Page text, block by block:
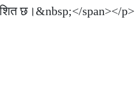
छ।&nbsp;</span></p>